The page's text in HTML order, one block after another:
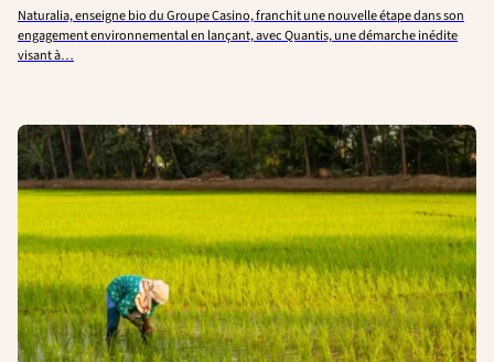
Naturalia, enseigne bio du Groupe Casino, franchit une nouvelle étape dans son
engagement environnemental en lançant, avec Quantis, une démarche inédite
visant à…